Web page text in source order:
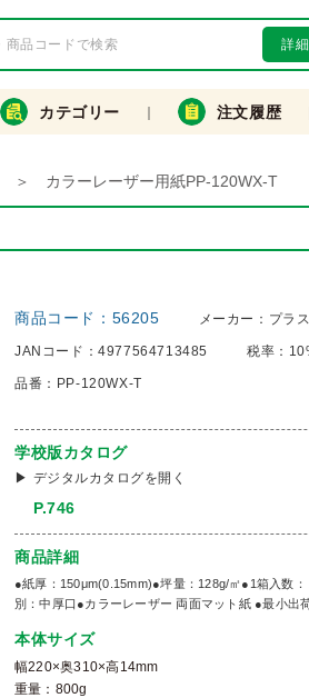
詳
カテゴリー 注文履歴
＞ カラーレーザー用紙PP-120WX-T
商品コード： 56205 メーカー： プラス
JANコード：4977564713485 税率：
品番： PP-120WX-T
学校版カタログ
デジタルカタログを開く
P.746
商品詳細
●紙厚：150μm(0.15mm)●坪量：128g/㎡●1箱入数
別：中厚口●カラーレーザー 両面マット紙 ●最小出
本体サイズ
幅220×奥310×高14mm
重量：800g